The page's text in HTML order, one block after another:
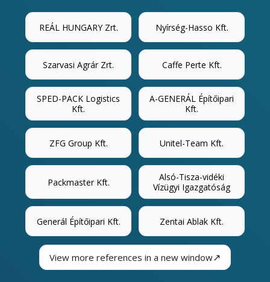
REÁL HUNGARY Zrt. Nyírség-Hasso Kft.
Szarvasi Agrár Zrt. Caffe Perte Kft.
SPED-PACK Logistics
Kft.
A-GENERÁL Építőipari
Kft.
ZFG Group Kft. Unitel-Team Kft.
Packmaster Kft.
Alsó-Tisza-vidéki
Vízügyi Igazgatóság
Generál Építőipari Kft. Zentai Ablak Kft.
View more references in a new window↗